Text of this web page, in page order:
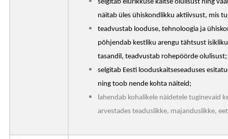
selgitab elurikkuse kaitse olulisust ning
näitab üles ühiskondlikku aktiivsust, mis
teadvustab looduse, tehnoloogia ja
põhjendab kestliku arengu tähtsust
tasandil, teadvustab rohepöörde olulisust;
selgitab Eesti looduskaitseseaduses
ning toob nende kohta näiteid;
lahendab kohalikele näidetele tuginevaid
arvestades teaduslikke, majanduslikke,